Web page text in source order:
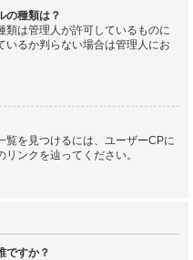
の種類は？
類は管理人が許可しているものに
いるか判らない場合は管理人にお
覧を見つけるには、ユーザーCPに
ンクを辿ってください。
ですか？